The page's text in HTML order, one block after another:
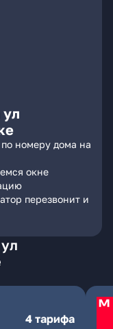
номеру дома на
окне
перезвонит и
4 тарифа